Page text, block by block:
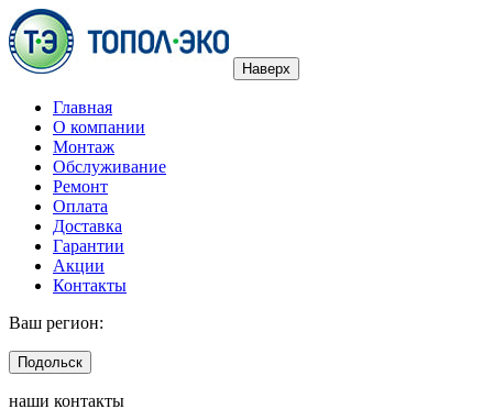
Наверх
Главная
О компании
Монтаж
Обслуживание
Ремонт
Оплата
Доставка
Гарантии
Акции
Контакты
Ваш регион:
Подольск
наши контакты